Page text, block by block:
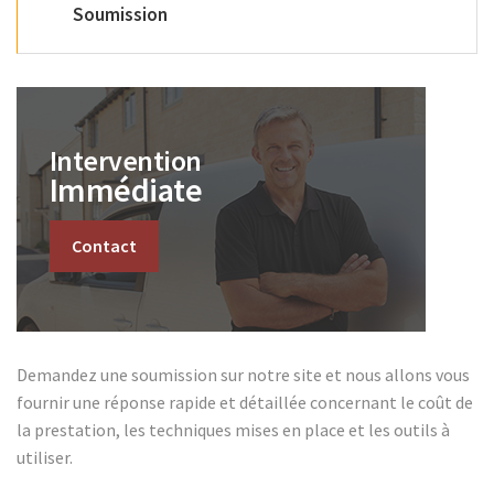
Soumission
Intervention
Immédiate
Contact
Demandez une soumission sur notre site et nous allons vous
fournir une réponse rapide et détaillée concernant le coût de
la prestation, les techniques mises en place et les outils à
utiliser.